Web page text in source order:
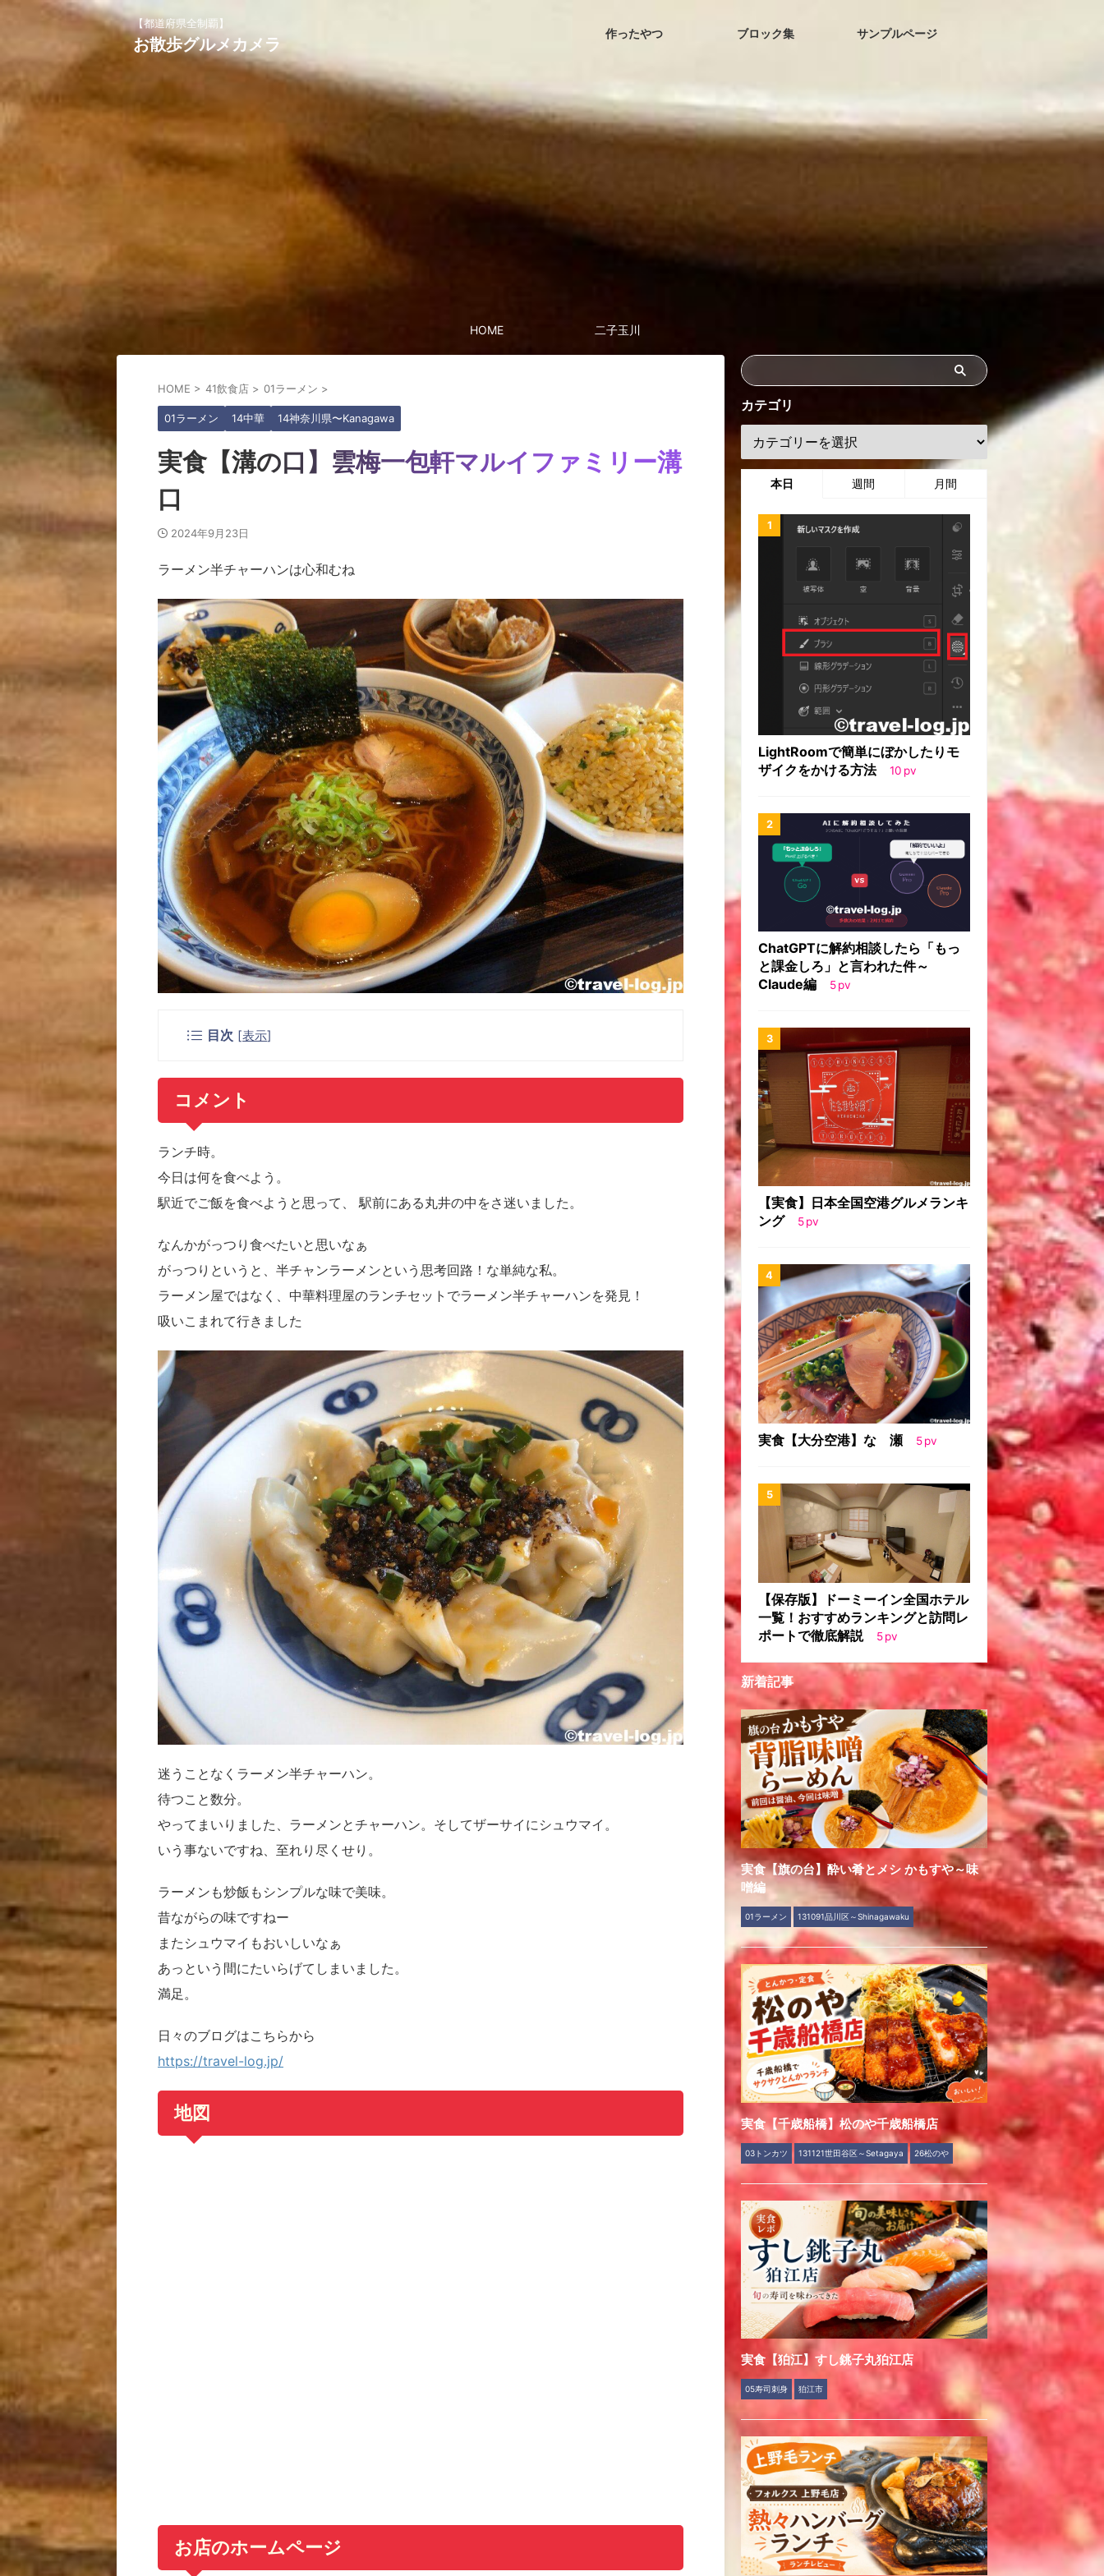
【都道府県全制覇】
お散歩グルメカメラ
作ったやつ ブロック集 サンプルページ
HOME 二子玉川
HOME > 41飲食店 > 01ラーメン >
01ラーメン 14中華 14神奈川県〜Kanagawa
実食【溝の口】雲梅一包軒マルイファミリー溝
口
2024年9月23日
ラーメン半チャーハンは心和むね
目次 [表示]
コメント
ランチ時。
今日は何を食べよう。
駅近でご飯を食べようと思って、 駅前にある丸井の中をさ迷いました。
なんかがっつり食べたいと思いなぁ
がっつりというと、半チャンラーメンという思考回路！な単純な私。
ラーメン屋ではなく、中華料理屋のランチセットでラーメン半チャーハンを発見！
吸いこまれて行きました
迷うことなくラーメン半チャーハン。
待つこと数分。
やってまいりました、ラーメンとチャーハン。そしてザーサイにシュウマイ。
いう事ないですね、至れり尽くせり。
ラーメンも炒飯もシンプルな味で美味。
昔ながらの味ですねー
またシュウマイもおいしいなぁ
あっという間にたいらげてしまいました。
満足。
日々のブログはこちらから
https://travel-log.jp/
地図
お店のホームページ
カテゴリ
本日 週間 月間
LightRoomで簡単にぼかしたりモ
ザイクをかける方法
10 pv
ChatGPTに解約相談したら「もっ
と課金しろ」と言われた件～
Claude編
5pv
【実食】日本全国空港グルメランキ
ング
5pv
実食【大分空港】なゝ瀬 5pv
【保存版】ドーミーイン全国ホテル
一覧！おすすめランキングと訪問レ
ポートで徹底解説
5pv
新着記事
実食【旗の台】酔い肴とメシ かもすや～味
噌編
01ラーメン 131091品川区～Shinagawaku
実食【千歳船橋】松のや千歳船橋店
03トンカツ 131121世田谷区～Setagaya 26松のや
実食【狛江】すし銚子丸狛江店
05寿司刺身 狛江市